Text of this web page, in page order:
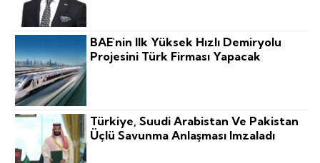
BAE'nin Ilk Yüksek Hızlı Demiryolu
Projesini Türk Firması Yapacak
Türkiye, Suudi Arabistan Ve Pakistan
Üçlü Savunma Anlaşması Imzaladı